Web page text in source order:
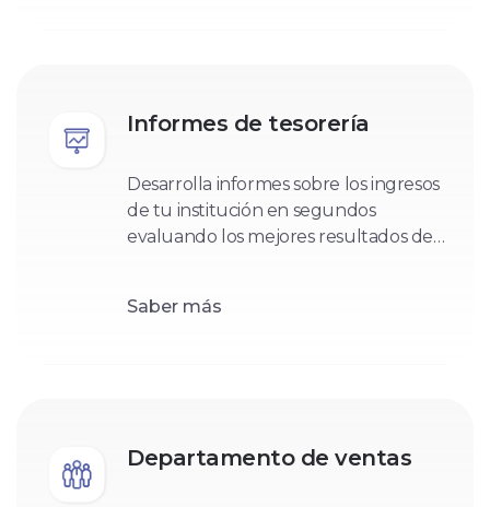
Informes de tesorería
Desarrolla informes sobre los ingresos
de tu institución en segundos
evaluando los mejores resultados de
Saber más
Departamento de ventas